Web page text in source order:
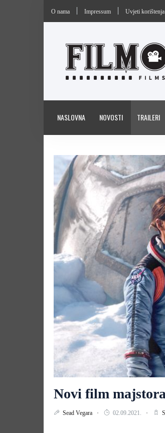
O nama Impressum Uvjeti korištenja
NASLOVNA NOVOSTI TRAILERI
Novi film
Sead Vegara 02.09.2021.